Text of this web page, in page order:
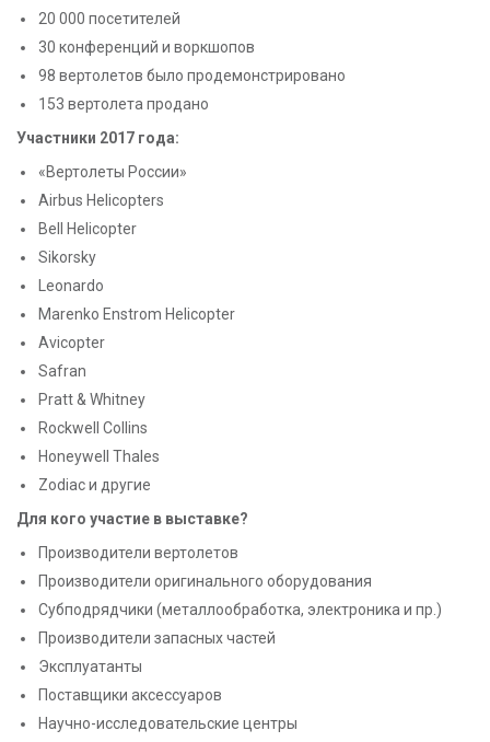
20 000 посетителей
30 конференций и воркшопов
98 вертолетов было продемонстрировано
153 вертолета продано
Участники 2017 года:
«Вертолеты России»
Airbus Helicopters
Bell Helicopter
Sikorsky
Leonardo
Marenko Enstrom Helicopter
Avicopter
Safran
Pratt & Whitney
Rockwell Collins
Honeywell Thales
Zodiac и другие
Для кого участие в выставке?
Производители вертолетов
Производители оригинального оборудования
Субподрядчики (металлообработка, электроника и пр.)
Производители запасных частей
Эксплуатанты
Поставщики аксессуаров
Научно-исследовательские центры